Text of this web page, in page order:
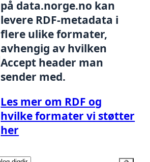
på data.norge.no kan
levere RDF-metadata i
flere ulike formater,
avhengig av hvilken
Accept header man
sender med.
Les mer om RDF og
hvilke formater vi støtter
her